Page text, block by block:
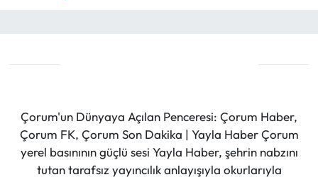
Çorum'un Dünyaya Açılan Penceresi: Çorum Haber,
Çorum FK, Çorum Son Dakika | Yayla Haber Çorum
yerel basınının güçlü sesi Yayla Haber, şehrin nabzını
tutan tarafsız yayıncılık anlayışıyla okurlarıyla